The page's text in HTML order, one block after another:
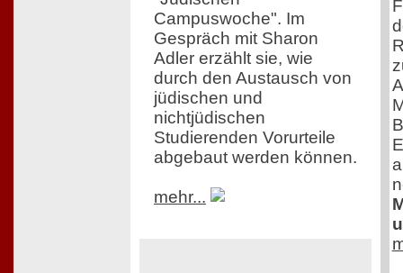
Campuswoche". Im
Gespräch mit Sharon
Adler erzählt sie, wie
durch den Austausch von
jüdischen und
nichtjüdischen
Studierenden Vorurteile
abgebaut werden können.
mehr...